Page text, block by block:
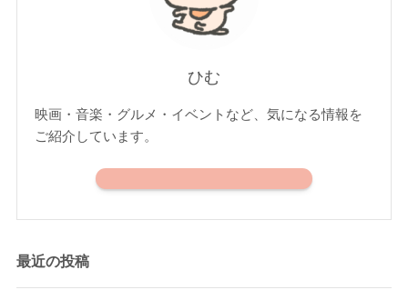
ひむ
映画・音楽・グルメ・イベントなど、気になる情報を
ご紹介しています。
最近の投稿